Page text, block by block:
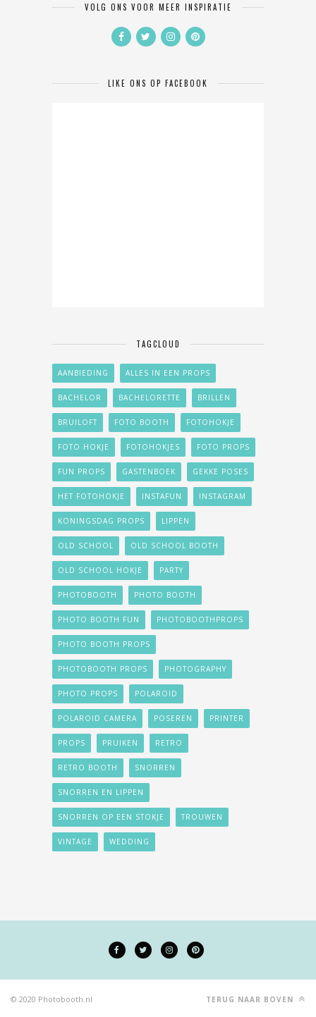
VOLG ONS VOOR MEER INSPIRATIE
LIKE ONS OP FACEBOOK
TAGCLOUD
AANBIEDING ALLES IN EEN PROPS
BACHELOR BACHELORETTE BRILLEN
BRUILOFT FOTO BOOTH FOTOHOKJE
FOTO HOKJE FOTOHOKJES FOTO PROPS
FUN PROPS GASTENBOEK GEKKE POSES
HET FOTOHOKJE INSTAFUN INSTAGRAM
KONINGSDAG PROPS LIPPEN
OLD SCHOOL OLD SCHOOL BOOTH
OLD SCHOOL HOKJE PARTY
PHOTOBOOTH PHOTO BOOTH
PHOTO BOOTH FUN PHOTOBOOTHPROPS
PHOTO BOOTH PROPS
PHOTOBOOTH PROPS PHOTOGRAPHY
PHOTO PROPS POLAROID
POLAROID CAMERA POSEREN PRINTER
PROPS PRUIKEN RETRO
RETRO BOOTH SNORREN
SNORREN EN LIPPEN
SNORREN OP EEN STOKJE TROUWEN
VINTAGE WEDDING
© 2020 Photobooth.nl TERUG NAAR BOVEN